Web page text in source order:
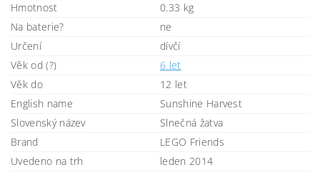
Hmotnost
0.33 kg
Na baterie?
ne
Určení
dívčí
Věk od (?)
6 let
Věk do
12 let
English name
Sunshine Harvest
Slovenský název
Slnečná žatva
Brand
LEGO Friends
Uvedeno na trh
leden 2014